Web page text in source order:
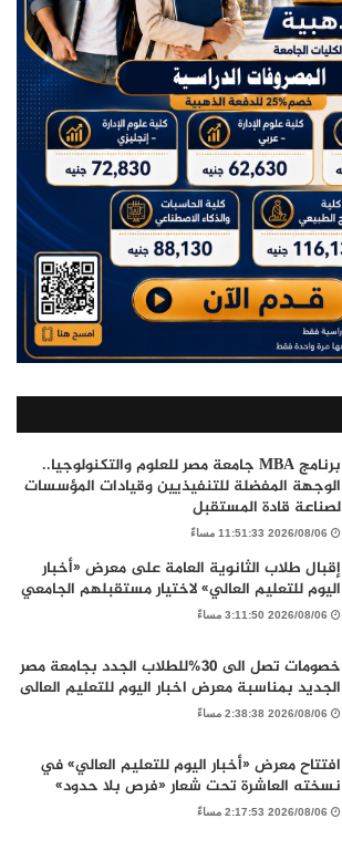
برنامج MBA جامعة مصر للعلوم والتكنولوجيا..
الوجهة المفضلة للتنفيذيين وقيادات المؤسسات
لصناعة قادة المستقبل
2026/08/06 11:51:33 مساءً
إقبال طلاب الثانوية العامة على معرض «أخبار
اليوم للتعليم العالي» لاختيار مستقبلهم الجامعي
2026/08/06 3:11:50 مساءً
خصومات تصل الى 30%للطلاب الجدد بجامعة مصر
الجديد بمناسبة معرض اخبار اليوم للتعليم العالى
2026/08/06 2:38:38 مساءً
افتتاح معرض «أخبار اليوم للتعليم العالي» في
نسخته العاشرة تحت شعار «فرص بلا حدود»
2026/08/06 2:17:53 مساءً